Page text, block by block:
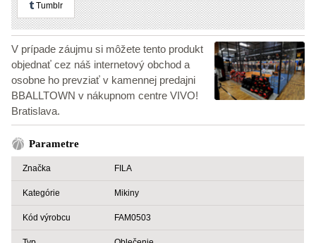
Tumblr
V prípade záujmu si môžete tento produkt
objednať cez náš internetový obchod a
osobne ho prevziať v kamennej predajni
BBALLTOWN v nákupnom centre VIVO!
Bratislava.
Parametre
Značka FILA
Kategórie Mikiny
Kód výrobcu FAM0503